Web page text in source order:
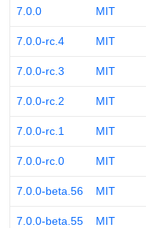
7.0.0 MIT
7.0.0-rc.4 MIT
7.0.0-rc.3 MIT
7.0.0-rc.2 MIT
7.0.0-rc.1 MIT
7.0.0-rc.0 MIT
7.0.0-beta.56 MIT
7.0.0-beta.55 MIT